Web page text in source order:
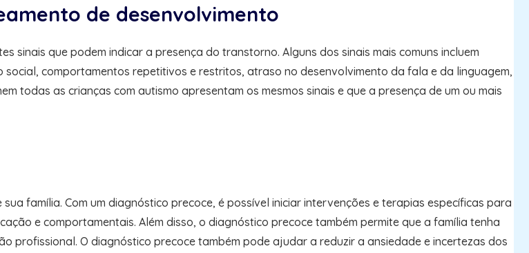
de desenvolvimento
que podem indicar a presença do transtorno. Alguns dos sinais mais comuns incluem
comportamentos repetitivos e restritos, atraso no desenvolvimento da fala e da linguagem,
todas as crianças com autismo apresentam os mesmos sinais e que a presença de um ou mais
família. Com um diagnóstico precoce, é possível iniciar intervenções e terapias específicas para
e comportamentais. Além disso, o diagnóstico precoce também permite que a família tenha
profissional. O diagnóstico precoce também pode ajudar a reduzir a ansiedade e incertezas dos